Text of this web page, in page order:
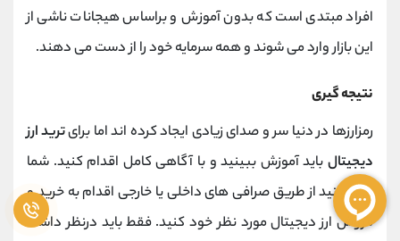
افراد مبتدی است که بدون آموزش و براساس هیجانات ناشی از
این بازار وارد می شوند و همه سرمایه خود را از دست می دهند.
نتیجه گیری
رمزارزها در دنیا سر و صدای زیادی ایجاد کرده اند اما برایترید ارز
دیجیتال باید آموزش ببینید و با آگاهی کامل اقدام کنید. شما
می توانید از طریق صرافی های داخلی یا خارجی اقدام به خرید و
فروش ارز دیجیتال مورد نظر خود کنید. فقط باید درنظر داشته